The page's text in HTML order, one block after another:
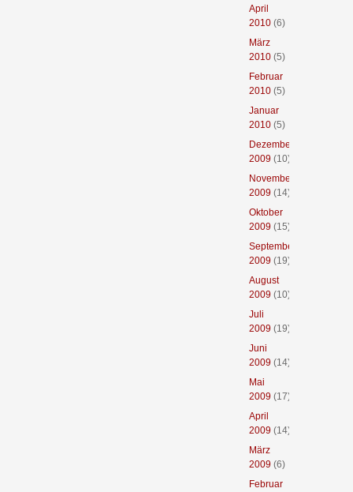
April
2010(6)
März
2010(5)
Februar
2010(5)
Januar
2010(5)
Dezember
2009 (10)
November
2009 (14)
Oktober
2009 (15)
September
2009 (19)
August
2009 (10)
Juli
2009 (19)
Juni
2009 (14)
Mai
2009 (17)
April
2009 (14)
März
2009 (6)
Februar